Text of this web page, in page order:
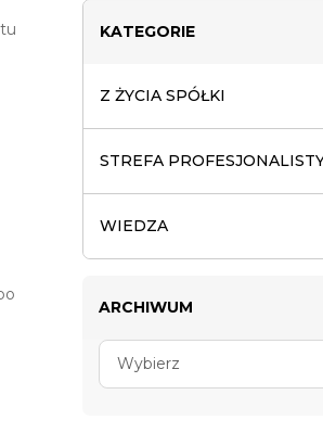
KATEGORIE
Z ŻYCIA SPÓŁKI
STREFA
WIEDZA
ARCHIWUM
Wybierz